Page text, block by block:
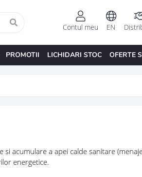
EN
Contul meu
PROMOTII LICHIDARI STOC OFERTE
acumulare a apei calde sanitare
energetice.